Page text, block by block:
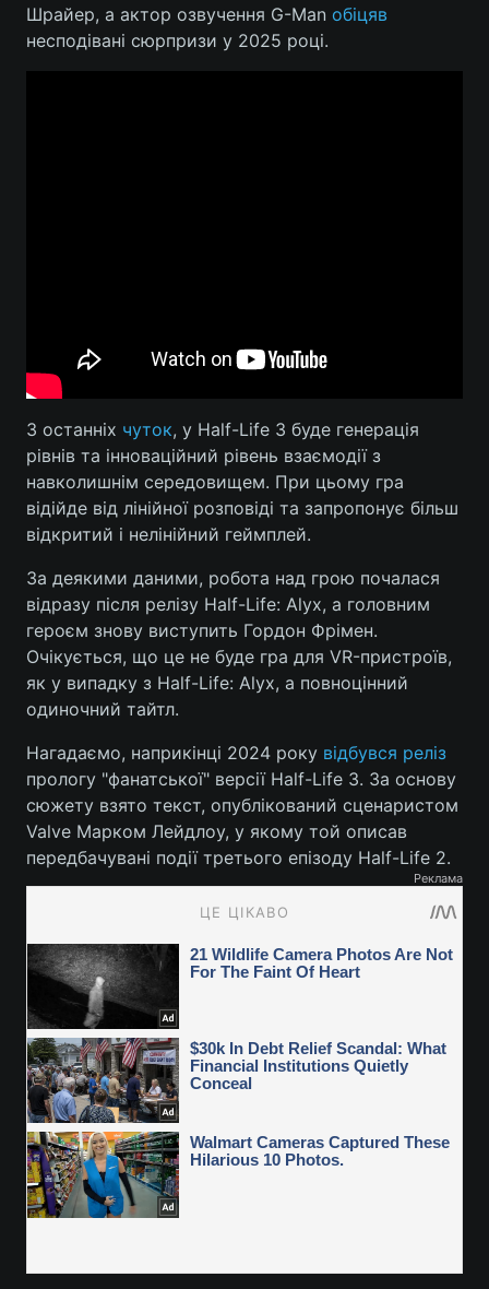
Шрайер, а актор озвучення G-Man обіцяв
несподівані сюрпризи у 2025 році.
З останніх чуток, у Half-Life 3 буде генерація
рівнів та інноваційний рівень взаємодії з
навколишнім середовищем. При цьому гра
відійде від лінійної розповіді та запропонує більш
відкритий і нелінійний геймплей.
За деякими даними, робота над грою почалася
відразу після релізу Half-Life: Alyx, а головним
героєм знову виступить Гордон Фрімен.
Очікується, що це не буде гра для VR-пристроїв,
як у випадку з Half-Life: Alyx, а повноцінний
одиночний тайтл.
Нагадаємо, наприкінці 2024 року відбувся реліз
прологу "фанатської" версії Half-Life 3. За основу
сюжету взято текст, опублікований сценаристом
Valve Марком Лейдлоу, у якому той описав
передбачувані події третього епізоду Half-Life 2.
Реклама